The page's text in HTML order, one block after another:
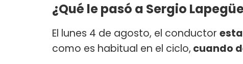
¿Qué le pasó a Sergio
El lunes 4 de agosto, el conductor
como es habitual en el ciclo, cuando